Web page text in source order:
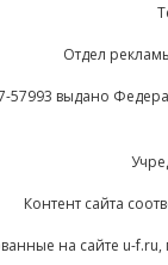
Отдел
выдано
Контент сайта
на сайте u-